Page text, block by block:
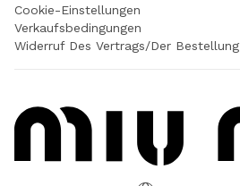
Cookie-Einstellungen
Verkaufsbedingungen
Widerruf Des Vertrags/der Bestellung